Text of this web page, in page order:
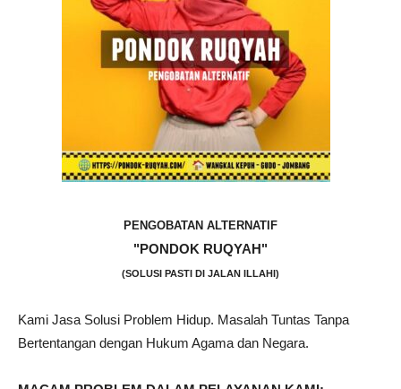
PENGOBATAN ALTERNATIF
"PONDOK RUQYAH"
(SOLUSI PASTI DI JALAN ILLAHI)
Kami Jasa Solusi Problem Hidup. Masalah Tuntas Tanpa
Bertentangan dengan Hukum Agama dan Negara.